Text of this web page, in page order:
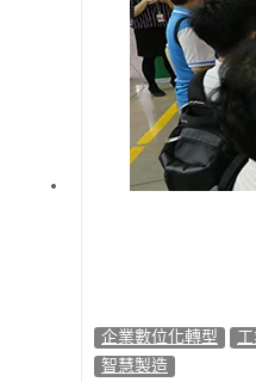
企業數位化轉型
智慧製造